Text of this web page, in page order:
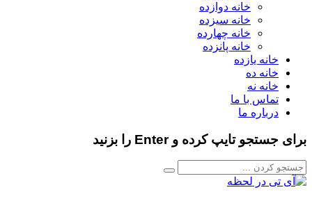
خانه دوازده
خانه سیزده
خانه چهارده
خانه پانزده
خانه یازده
خانه ده
خانه نه
تماس با ما
درباره ما
برای جستجو تایپ کرده و Enter را بزنید